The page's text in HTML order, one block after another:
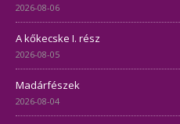
2026-08-06
A kőkecske I. rész
2026-08-05
Madárfészek
2026-08-04